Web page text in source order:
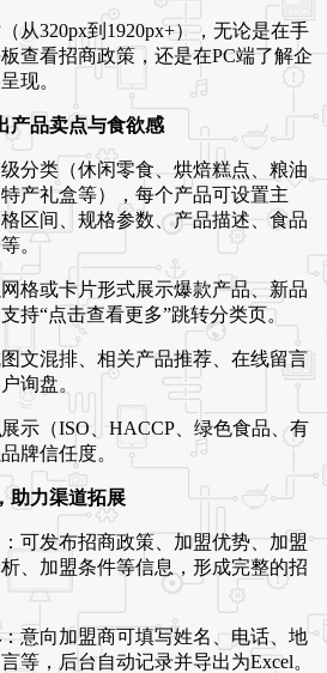
从320px到1920px+），无论是在手
查看招商政策，还是在PC端了解企
现。
产品卖点与食欲感
级分类（休闲零食、烘焙糕点、粮油
产礼盒等），每个产品可设置主
区间、规格参数、产品描述、食品
。
格或卡片形式展示爆款产品、新品
持“点击查看更多”跳转分类页。
文混排、相关产品推荐、在线留言
询盘。
展示（ISO、HACCP、绿色食品、有
牌信任度。
助力渠道拓展
可发布招商政策、加盟优势、加盟
、加盟条件等信息，形成完整的招
：意向加盟商可填写姓名、电话、地
等，后台自动记录并导出为Excel。